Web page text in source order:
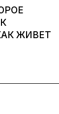
ЖИВЕТ